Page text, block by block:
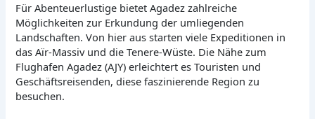
Für Abenteuerlustige bietet Agadez zahlreiche
Möglichkeiten zur Erkundung der umliegenden
Landschaften. Von hier aus starten viele Expeditionen in
das Aïr-Massiv und die Tenere-Wüste. Die Nähe zum
Flughafen Agadez (AJY) erleichtert es Touristen und
Geschäftsreisenden, diese faszinierende Region zu
besuchen.